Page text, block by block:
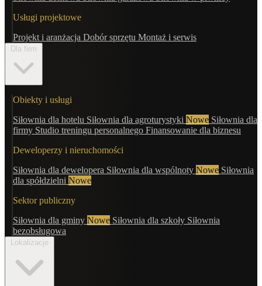
Usługi projektowe
Projekt i aranżacja Dobór sprzętu Montaż i serwis
Dla firm
Obiekty i usługi
Siłownia dla hotelu Siłownia dla agroturystyki Nowe Siłownia dla
firmy Studio treningu personalnego Finansowanie dla biznesu
Deweloperzy i nieruchomości
Siłownia dla dewelopera Siłownia dla wspólnoty Nowe Siłownia
dla spółdzielni Nowe
Sektor publiczny
Siłownia dla gminy Nowe Siłownia dla szkoły Siłownia
bezobsługowa
Lokalizacje